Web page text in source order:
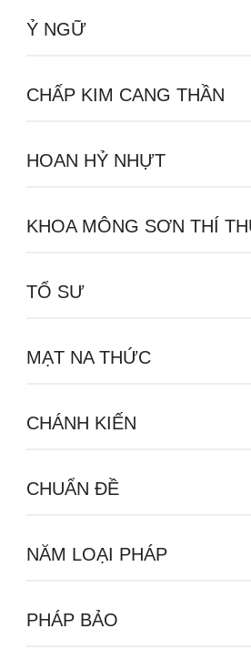
Ỷ NGỮ
CHẤP KIM CANG THẦN
HOAN HỶ NHỰT
KHOA MÔNG SƠN THÍ
TỔ SƯ
MẠT NA THỨC
CHÁNH KIẾN
CHUẨN ĐỀ
NĂM LOẠI PHÁP
PHÁP BẢO